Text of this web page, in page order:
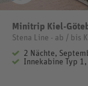
Minitrip Kiel-
Stena Line - ab / bis
2 Nächte,
Innekabine Typ